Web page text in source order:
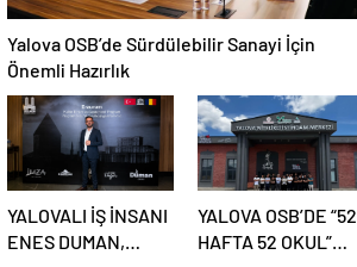
Yalova OSB’de Sürdülebilir Sanayi İçin
Önemli Hazırlık
YALOVALI İŞ İNSANI
ENES DUMAN,
YALOVA OSB’DE “52
HAFTA 52 OKUL”